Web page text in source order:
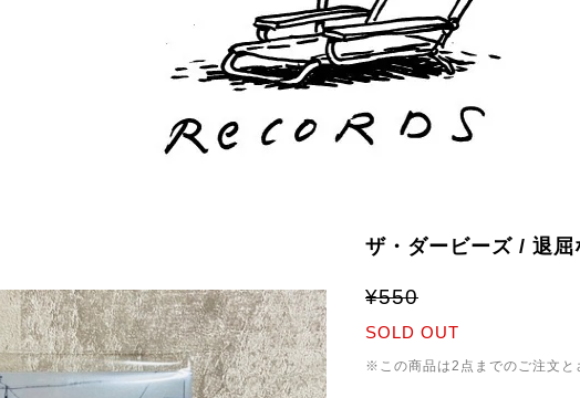
ザ・ダービーズ / 退
¥550
SOLD OUT
※この商品は2点までのご注文と